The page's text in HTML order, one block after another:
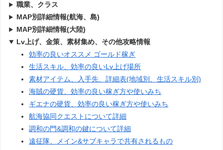
職業、クラス
MAP別詳細情報(航海、島)
MAP別詳細情報(大陸)
Lv上げ、金策、素材集め、その他攻略情報
効率の良いオススメ ゴールド稼ぎ
生活スキル、効率の良いLv上げ場所
素材アイテム、入手先、詳細表(地域別、生活スキル別)
海賊の硬貨、効率の良い稼ぎ方や使いみち
ギエナの硬貨、効率の良い稼ぎ方や使いみち
航海協同クエストについて詳細
調和の門&調和の鍵について詳細
遠征隊、メイン&サブキャラで共有されるもの